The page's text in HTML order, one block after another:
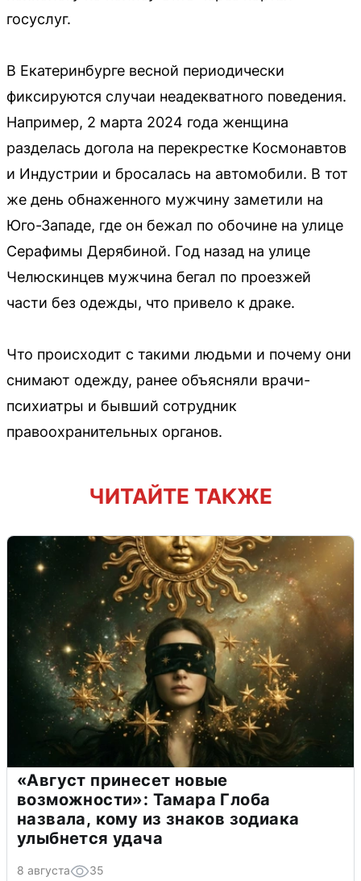
госуслуг.
В Екатеринбурге весной периодически
фиксируются случаи неадекватного поведения.
Например, 2 марта 2024 года женщина
разделась догола на перекрестке Космонавтов
и Индустрии и бросалась на автомобили. В тот
же день обнаженного мужчину заметили на
Юго-Западе, где он бежал по обочине на улице
Серафимы Дерябиной. Год назад на улице
Челюскинцев мужчина бегал по проезжей
части без одежды, что привело к драке.
Что происходит с такими людьми и почему они
снимают одежду, ранее объясняли врачи-
психиатры и бывший сотрудник
правоохранительных органов.
ЧИТАЙТЕ ТАКЖЕ
«Август принесет новые
возможности»: Тамара Глоба
назвала, кому из знаков зодиака
улыбнется удача
8 августа 35